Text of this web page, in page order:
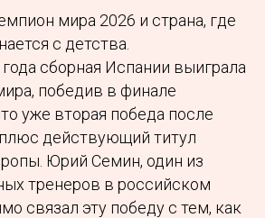
мира 2026 и страна, где
с детства.
сборная Испании выиграла
победив в финале
уже вторая победа после
действующий титул
Юрий Семин, один из
тренеров в российском
связал эту победу с тем, как